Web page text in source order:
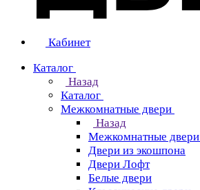
Кабинет
Каталог
Назад
Каталог
Межкомнатные двери
Назад
Межкомнатные двери
Двери из экошпона
Двери Лофт
Белые двери